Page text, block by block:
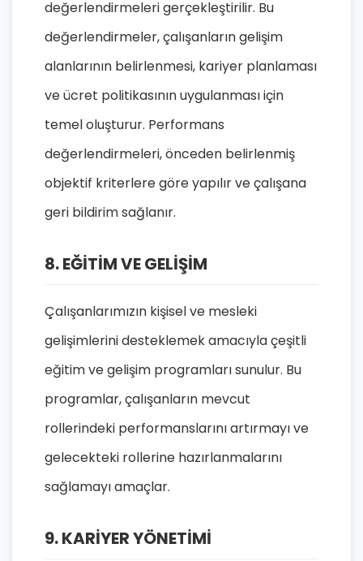
değerlendirmeleri gerçekleştirilir. Bu
değerlendirmeler, çalışanların gelişim
alanlarının belirlenmesi, kariyer planlaması
ve ücret politikasının uygulanması için
temel oluşturur. Performans
değerlendirmeleri, önceden belirlenmiş
objektif kriterlere göre yapılır ve çalışana
geri bildirim sağlanır.
8. EĞİTİM VE GELİŞİM
Çalışanlarımızın kişisel ve mesleki
gelişimlerini desteklemek amacıyla çeşitli
eğitim ve gelişim programları sunulur. Bu
programlar, çalışanların mevcut
rollerindeki performanslarını artırmayı ve
gelecekteki rollerine hazırlanmalarını
sağlamayı amaçlar.
9. KARİYER YÖNETİMİ